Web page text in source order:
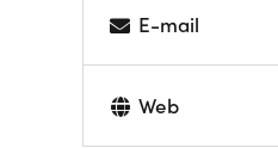
E-mail
Web